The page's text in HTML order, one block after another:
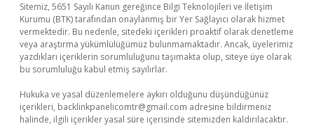
Sitemiz, 5651 Sayılı Kanun gereğince Bilgi Teknolojileri ve İletişim
Kurumu (BTK) tarafından onaylanmış bir Yer Sağlayıcı olarak hizmet
vermektedir. Bu nedenle, sitedeki içerikleri proaktif olarak denetleme
veya araştırma yükümlülüğümüz bulunmamaktadır. Ancak, üyelerimiz
yazdıkları içeriklerin sorumluluğunu taşımakta olup, siteye üye olarak
bu sorumluluğu kabul etmiş sayılırlar.
Hukuka ve yasal düzenlemelere aykırı olduğunu düşündüğünüz
içerikleri, backlinkpanelicomtr@gmail.com adresine bildirmeniz
halinde, ilgili içerikler yasal süre içerisinde sitemizden kaldırılacaktır.